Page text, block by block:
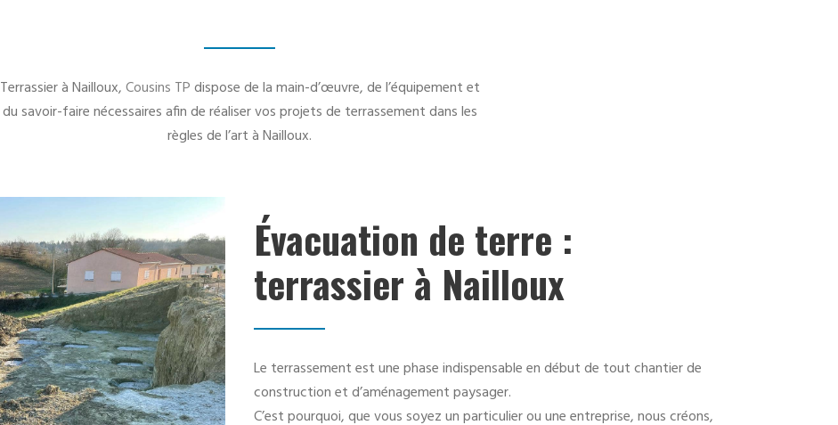
Terrassier à Nailloux,Cousins TPdispose de la main-d’œuvre, de l’équipement et
du savoir-faire nécessaires afin de réaliser vos projets de terrassement dans les
règles de l’art à Nailloux.
Évacuation de terre :
terrassier à Nailloux
Le terrassement est une phase indispensable en début de tout chantier de
construction et d’aménagement paysager.
C’est pourquoi, que vous soyez un particulier ou une entreprise, nous créons,